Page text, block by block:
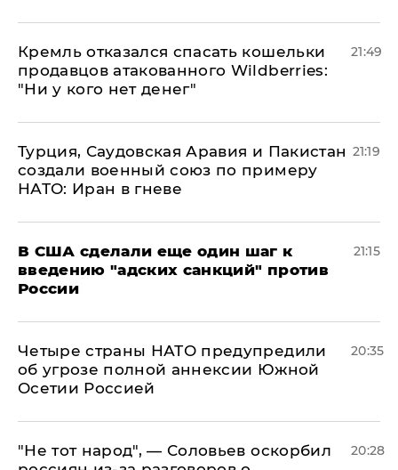
Кремль отказался спасать кошельки
продавцов атакованного Wildberries:
"Ни у кого нет денег"
21:49
Турция, Саудовская Аравия и Пакистан
создали военный союз по примеру
НАТО: Иран в гневе
21:19
В США сделали еще один шаг к
введению "адских санкций" против
России
21:15
Четыре страны НАТО предупредили
об угрозе полной аннексии Южной
Осетии Россией
20:35
​"Не тот народ", — Соловьев оскорбил
20:28